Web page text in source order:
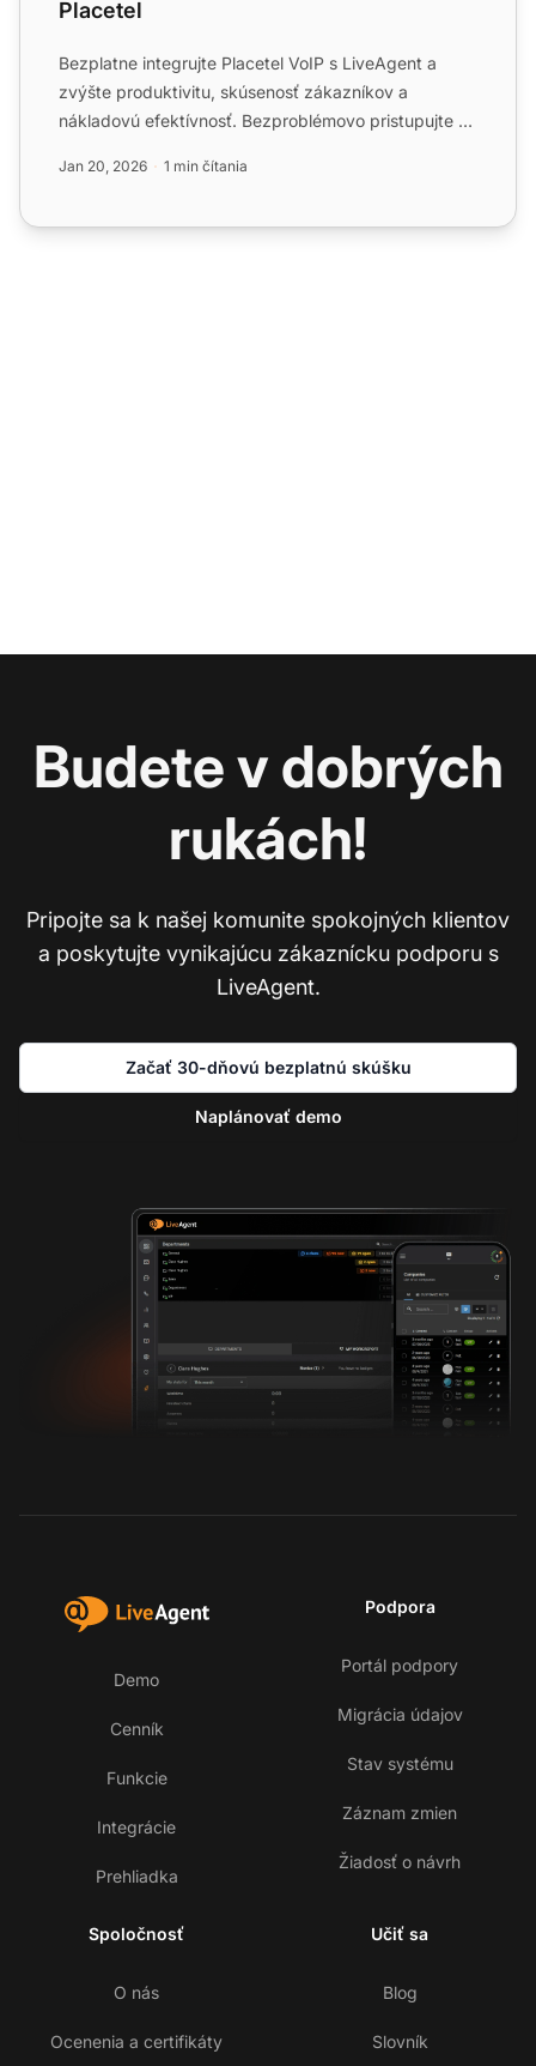
Placetel
Bezplatne integrujte Placetel VoIP s LiveAgent a
zvýšte produktivitu, skúsenosť zákazníkov a
nákladovú efektívnosť. Bezproblémovo pristupujte k
Jan 20, 2026 1 min čítania
Budete v dobrých
rukách!
Pripojte sa k našej komunite spokojných klientov
a poskytujte vynikajúcu zákaznícku podporu s
LiveAgent.
Začať 30-dňovú bezplatnú skúšku
Naplánovať demo
Demo
Cenník
Funkcie
Integrácie
Prehliadka
Podpora
Portál podpory
Migrácia údajov
Stav systému
Záznam zmien
Žiadosť o návrh
Spoločnosť
O nás
Ocenenia a certifikáty
Učiť sa
Blog
Slovník